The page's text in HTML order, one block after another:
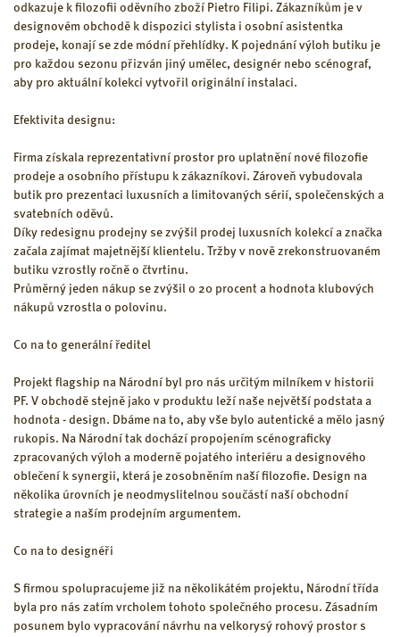
odkazuje k filozofii oděvního zboží Pietro Filipi. Zákazníkům je v
designovém obchodě k dispozici stylista i osobní asistentka
prodeje, konají se zde módní přehlídky. K pojednání výloh butiku je
pro každou sezonu přizván jiný umělec, designér nebo scénograf,
aby pro aktuální kolekci vytvořil originální instalaci.
Efektivita designu:
Firma získala reprezentativní prostor pro uplatnění nové filozofie
prodeje a osobního přístupu k zákazníkovi. Zároveň vybudovala
butik pro prezentaci luxusních a limitovaných sérií, společenských a
svatebních oděvů.
Díky redesignu prodejny se zvýšil prodej luxusních kolekcí a značka
začala zajímat majetnější klientelu. Tržby v nově zrekonstruovaném
butiku vzrostly ročně o čtvrtinu.
Průměrný jeden nákup se zvýšil o 20 procent a hodnota klubových
nákupů vzrostla o polovinu.
Co na to generální ředitel
Projekt flagship na Národní byl pro nás určitým milníkem v historii
PF. V obchodě stejně jako v produktu leží naše největší podstata a
hodnota - design. Dbáme na to, aby vše bylo autentické a mělo jasný
rukopis. Na Národní tak dochází propojením scénograficky
zpracovaných výloh a moderně pojatého interiéru a designového
oblečení k synergii, která je zosobněním naší filozofie. Design na
několika úrovních je neodmyslitelnou součástí naší obchodní
strategie a naším prodejním argumentem.
Co na to designéři
S firmou spolupracujeme již na několikátém projektu, Národní třída
byla pro nás zatím vrcholem tohoto společného procesu. Zásadním
posunem bylo vypracování návrhu na velkorysý rohový prostor s